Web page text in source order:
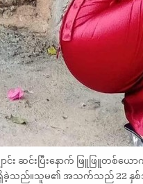
ဆင်းပြီးနောက် ဖြူဖြူတစ်ယော
ခဲ့သည်။သူမ၏ အသက်သည် 22 နှစ်သာ